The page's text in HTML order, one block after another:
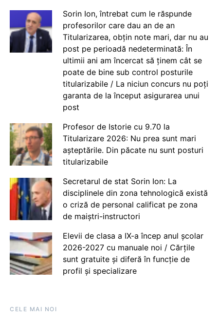
Sorin Ion, întrebat cum le răspunde
profesorilor care dau an de an
Titularizarea, obțin note mari, dar nu au
post pe perioadă nedeterminată: În
ultimii ani am încercat să ținem cât se
poate de bine sub control posturile
titularizabile / La niciun concurs nu poți
garanta de la început asigurarea unui
post
Profesor de Istorie cu 9.70 la
Titularizare 2026: Nu prea sunt mari
așteptările. Din păcate nu sunt posturi
titularizabile
Secretarul de stat Sorin Ion: La
disciplinele din zona tehnologică există
o criză de personal calificat pe zona
de maiștri-instructori
Elevii de clasa a IX-a încep anul școlar
2026-2027 cu manuale noi / Cărțile
sunt gratuite și diferă în funcție de
profil și specializare
CELE MAI NOI